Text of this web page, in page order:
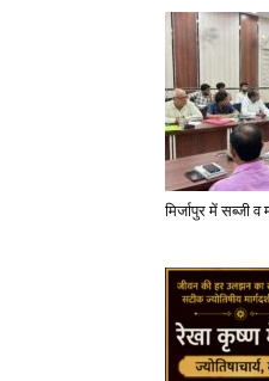
मिर्जापुर में सब्जी